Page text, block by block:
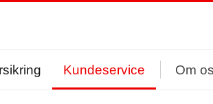
Kundeservice Om